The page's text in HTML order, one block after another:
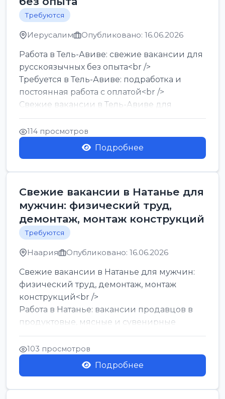
Требуются
Иерусалим Опубликовано: 16.06.2026
Работа в Тель-Авиве: свежие вакансии для
русскоязычных без опыта<br />
Требуется в Тель-Авиве: подработка и
постоянная работа с оплатой<br />
Свежие вакансии в Тель-Авиве для
мужчин и женщин от хозя...
114 просмотров
Подробнее
Свежие вакансии в Натанье для
мужчин: физический труд,
демонтаж, монтаж конструкций
Требуются
Наария Опубликовано: 16.06.2026
Свежие вакансии в Натанье для мужчин:
физический труд, демонтаж, монтаж
конструкций<br />
Работа в Натанье: вакансии продавцов в
продуктовые, мясные и сувенирные
лавки<br />
Разнорабочий на сборку м...
103 просмотров
Подробнее